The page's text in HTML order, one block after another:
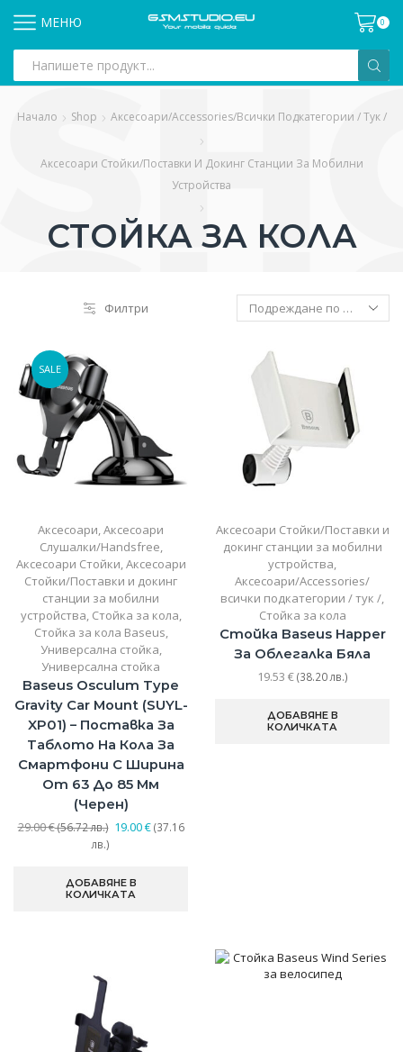
МЕНЮ 0
input
Начало Shop Аксесоари/Accessories/всички Подкатегории / Тук /
Аксесоари Стойки/Поставки И Докинг Станции За Мобилни
Устройства
СТОЙКА ЗА КОЛА
Филтри
SALE
Аксесоари,Аксесоари
Слушалки/Handsfree,
Аксесоари Стойки,Аксесоари
Стойки/Поставки и докинг
станции за мобилни
устройства, Стойка за кола,
Стойка за кола Baseus,
Универсална стойка,
Универсална стойка
Baseus Osculum Type
Gravity Car Mount (SUYL-
XP01) – Поставка За
Таблото На Кола За
Смартфони С Ширина
От 63 До 85 Мм
(черен)
29.00€(56.72 лв.) Original
29.00 €
(56.72
19.00€(37.16
лв.)
е:
19.00 €
ДОБАВЯНЕ В
КОЛИЧКАТА
Аксесоари Стойки/Поставки и
докинг станции за мобилни
устройства,
Аксесоари/Accessories/
всички подкатегории / тук /,
Стойка за кола
Стойка Baseus Happer
За Облегалка Бяла
19.53 €(38.20 лв.)
ДОБАВЯНЕ В
КОЛИЧКАТА